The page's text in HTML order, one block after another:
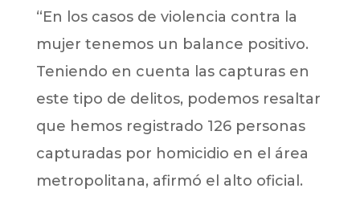
“En los casos de violencia contra la
mujer tenemos un balance positivo.
Teniendo en cuenta las capturas en
este tipo de delitos, podemos resaltar
que hemos registrado 126 personas
capturadas por homicidio en el área
metropolitana, afirmó el alto oficial.